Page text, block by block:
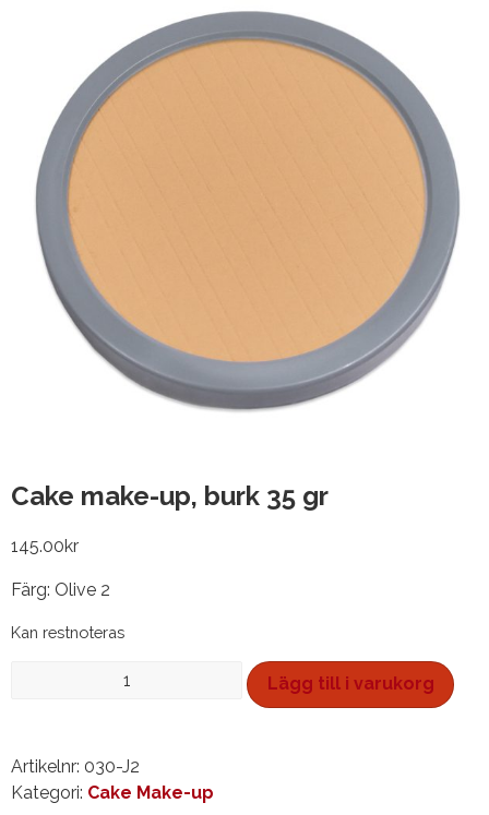
Cake make-up, burk 35 gr
145.00kr
Färg: Olive 2
Kan restnoteras
35
gr
Lägg till i varukorg
Artikelnr: 030-J2
Kategori: Cake Make-up